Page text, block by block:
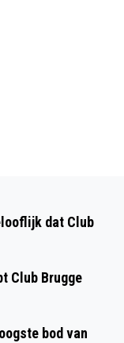
dat Club
Club Brugge
bod van